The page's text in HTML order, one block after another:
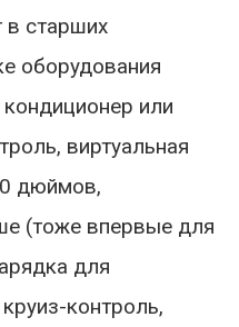
в старших
оборудования
или
виртуальная
дюймов,
(тоже впервые для
для
контроль,